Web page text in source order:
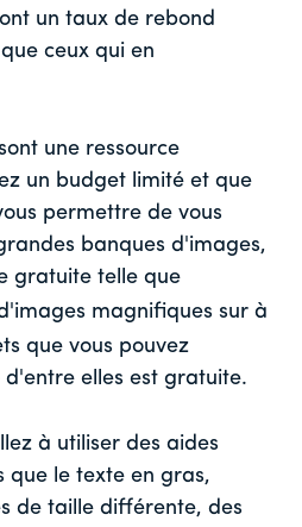
un taux de rebond
ceux qui en
une ressource
un budget limité et que
permettre de vous
banques d'images,
gratuite telle que
magnifiques sur à
que vous pouvez
elles est gratuite.
à utiliser des aides
que le texte en gras,
de taille différente, des